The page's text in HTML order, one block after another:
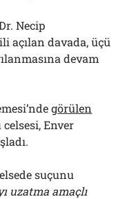
Böyle İsyan Etti:“Bizi
İçin ABD’yi Göreve
Necip
açılan davada, üçü
devam
görülen
Enver
suçunu
uzatma amaçlı